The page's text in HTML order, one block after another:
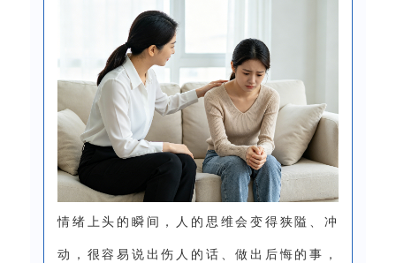
情绪上头的瞬间，人的思维会变得狭隘、冲
动，很容易说出伤人的话、做出后悔的事，